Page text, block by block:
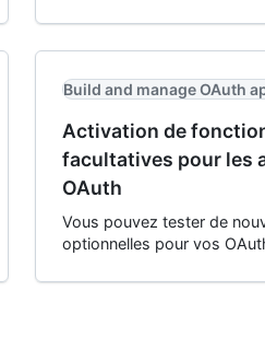
Build and manage OAuth
Activation de
facultatives pour les
OAuth
Vous pouvez tester de
optionnelles pour vos